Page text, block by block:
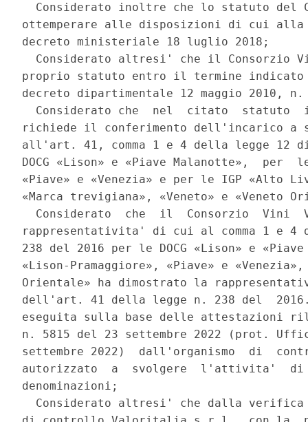
Considerato inoltre che lo statuto del
ottemperare alle disposizioni di cui alla
decreto ministeriale 18 luglio 2018;
Considerato altresi' che il Consorzio
proprio statuto entro il termine
decreto dipartimentale 12 maggio 2010,
Considerato che  nel  citato  statuto
richiede il conferimento dell'incarico a
all'art. 41, comma 1 e 4 della legge 12
DOCG «Lison» e «Piave Malanotte»,  per
«Piave» e «Venezia» e per le IGP «Alto
«Marca trevigiana», «Veneto» e «Veneto
Considerato  che  il  Consorzio  Vini
rappresentativita' di cui al comma 1 e
238 del 2016 per le DOCG «Lison» e
«Lison-Pramaggiore», «Piave» e
Orientale» ha dimostrato la
dell'art. 41 della legge n. 238 del
eseguita sulla base delle attestazioni
n. 5815 del 23 settembre 2022 (prot.
settembre 2022)  dall'organismo  di
autorizzato  a  svolgere  l'attivita'
denominazioni;
Considerato altresi' che dalla